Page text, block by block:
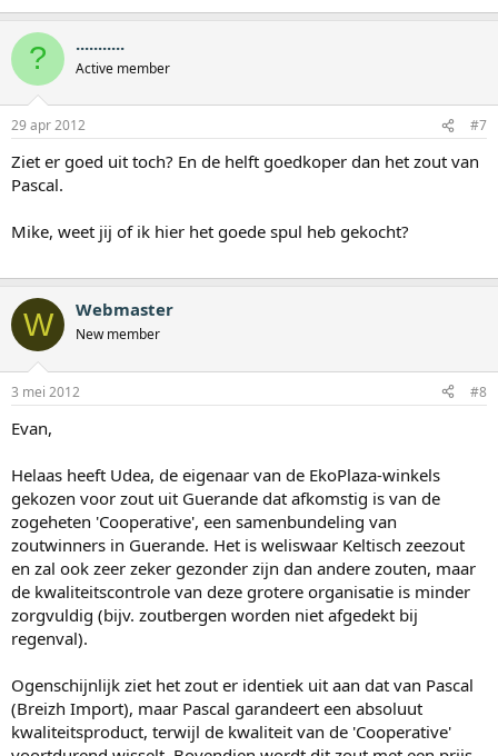
? ...........
Active member
29 apr 2012 #7
Ziet er goed uit toch? En de helft goedkoper dan het zout van
Pascal.
Mike, weet jij of ik hier het goede spul heb gekocht?
W Webmaster
New member
3 mei 2012 #8
Evan,
Helaas heeft Udea, de eigenaar van de EkoPlaza-winkels
gekozen voor zout uit Guerande dat afkomstig is van de
zogeheten 'Cooperative', een samenbundeling van
zoutwinners in Guerande. Het is weliswaar Keltisch zeezout
en zal ook zeer zeker gezonder zijn dan andere zouten, maar
de kwaliteitscontrole van deze grotere organisatie is minder
zorgvuldig (bijv. zoutbergen worden niet afgedekt bij
regenval).
Ogenschijnlijk ziet het zout er identiek uit aan dat van Pascal
(Breizh Import), maar Pascal garandeert een absoluut
kwaliteitsproduct, terwijl de kwaliteit van de 'Cooperative'